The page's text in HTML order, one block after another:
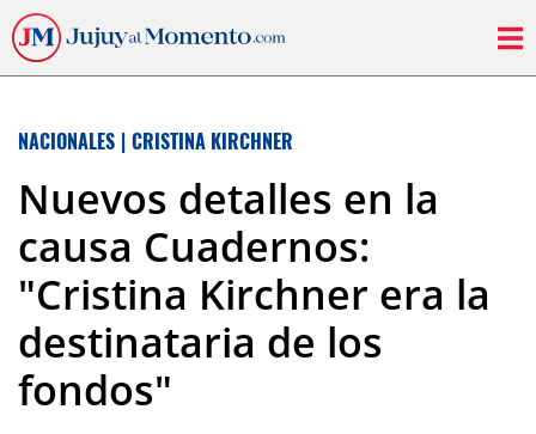
NACIONALES | CRISTINA KIRCHNER
Nuevos detalles en la
causa Cuadernos:
"Cristina Kirchner era la
destinataria de los
fondos"